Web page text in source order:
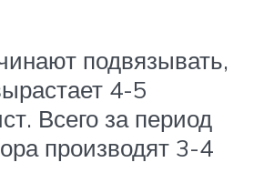
подвязывать,
4-5
Всего за период
производят 3-4